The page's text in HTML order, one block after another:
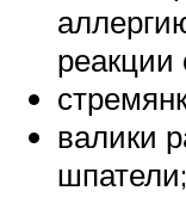
реакции
валики
шпатели;